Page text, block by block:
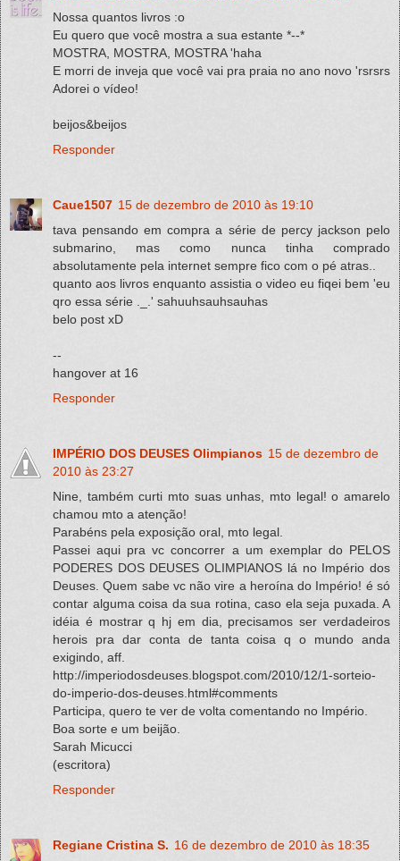
Nossa quantos livros :o
Eu quero que você mostra a sua estante *--*
MOSTRA, MOSTRA, MOSTRA 'haha
E morri de inveja que você vai pra praia no ano novo 'rsrsrs
Adorei o vídeo!
beijos&beijos
Responder
Caue1507 15 de dezembro de 2010 às 19:10
tava pensando em compra a série de percy jackson pelo
submarino, mas como nunca tinha comprado
absolutamente pela internet sempre fico com o pé atras..
quanto aos livros enquanto assistia o video eu fiqei bem 'eu
qro essa série ._.' sahuuhsauhsauhas
belo post xD
--
hangover at 16
Responder
IMPÉRIO DOS DEUSES Olimpianos 15 de dezembro de
2010 às 23:27
Nine, também curti mto suas unhas, mto legal! o amarelo
chamou mto a atenção!
Parabéns pela exposição oral, mto legal.
Passei aqui pra vc concorrer a um exemplar do PELOS
PODERES DOS DEUSES OLIMPIANOS lá no Império dos
Deuses. Quem sabe vc não vire a heroína do Império! é só
contar alguma coisa da sua rotina, caso ela seja puxada. A
idéia é mostrar q hj em dia, precisamos ser verdadeiros
herois pra dar conta de tanta coisa q o mundo anda
exigindo, aff.
http://imperiodosdeuses.blogspot.com/2010/12/1-sorteio-
do-imperio-dos-deuses.html#comments
Participa, quero te ver de volta comentando no Império.
Boa sorte e um beijão.
Sarah Micucci
(escritora)
Responder
Regiane Cristina S. 16 de dezembro de 2010 às 18:35